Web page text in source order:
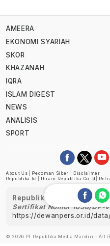
AMEERA
EKONOMI SYARIAH
SKOR
KHAZANAH
IQRA
ISLAM DIGEST
NEWS
ANALISIS
SPORT
About Us Pedoman Siber
Disclaimer
Republika.id
Ihram.republika.co.id
Republika telah
Sertifikat Nomor 1058/DP-
https://dewanpers.or.id/
© 2026 PT Republika Media Mandiri - All